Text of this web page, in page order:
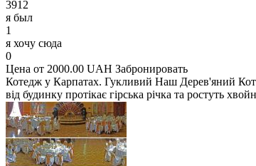
3912
я был
1
я хочу сюда
0
Цена от 2000.00 UAH Забронировать
Котедж у Карпатах. Гукливий Наш Дерев'яний
від будинку протікає гірська річка та ростуть